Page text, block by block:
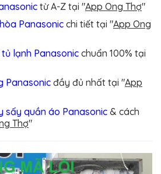
từ A-Z tại "App Ong Thợ"
Panasonic chi tiết tại "App Ong
lạnh Panasonic chuẩn 100% tại
Panasonic đầy đủ nhất tại "App
sấy quần áo Panasonic & cách
Thợ"